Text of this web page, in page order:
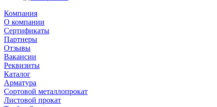
Компания
О компании
Сертификаты
Партнеры
Отзывы
Вакансии
Реквизиты
Каталог
Арматура
Сортовой металлопрокат
Листовой прокат